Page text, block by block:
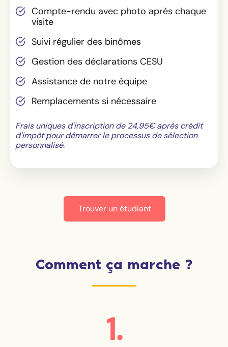
Compte-rendu avec photo après chaque
visite
Suivi régulier des binômes
Gestion des déclarations CESU
Assistance de notre équipe
Remplacements si nécessaire
Frais uniques d'inscription de 24,95€ après crédit
d'impôt pour démarrer le processus de sélection
personnalisé.
Trouver un étudiant
Comment ça marche ?
1.